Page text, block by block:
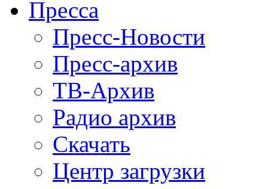
Пресса
Пресс-Новости
Пресс-архив
ТВ-Архив
Радио архив
Скачать
Центр загрузки